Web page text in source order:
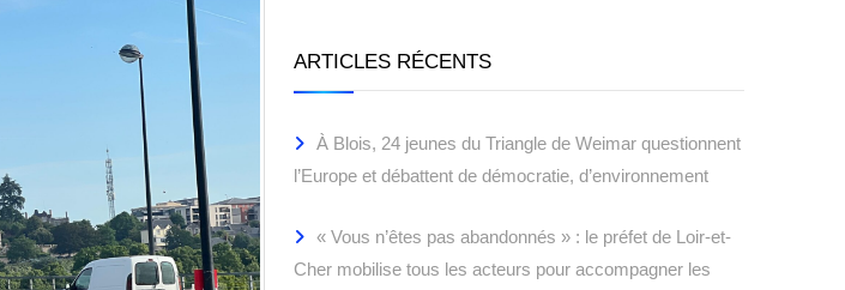
ARTICLES RÉCENTS
À Blois, 24 jeunes du Triangle de Weimar questionnent
l’Europe et débattent de démocratie, d’environnement
« Vous n’êtes pas abandonnés » : le préfet de Loir-et-
Cher mobilise tous les acteurs pour accompagner les